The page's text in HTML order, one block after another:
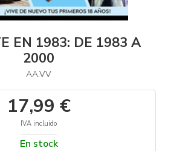
EN 1983: DE 1983 A
2000
AA.VV
17,99 €
IVA incluido
En stock